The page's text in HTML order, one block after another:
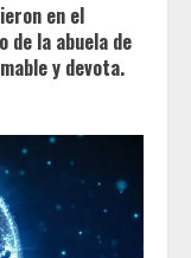
en el
de la abuela de
y devota.